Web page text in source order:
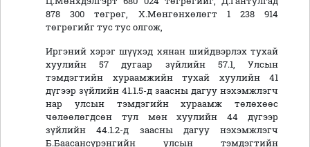
878 300 төгрөг, Х.Мөнгөнхөлөгт 1 238 914
төгрөгийг тус тус олгож,
Иргэний хэрэг шүүхэд хянан шийдвэрлэх тухай
хуулийн 57 дугаар зүйлийн 57.1, Улсын
тэмдэгтийн хураамжийн тухай хуулийн 41
дүгээр зүйлийн 41.1.5-д заасны дагуу нэхэмжлэгч
нар улсын тэмдэгийн хураамж төлөхөөс
чөлөөлөгдсөн тул мөн хуулийн 44 дүгээр
зүйлийн 44.1.2-д заасны дагуу нэхэмжлэгч
Б.Баасансүрэнгийн улсын тэмдэгтийн